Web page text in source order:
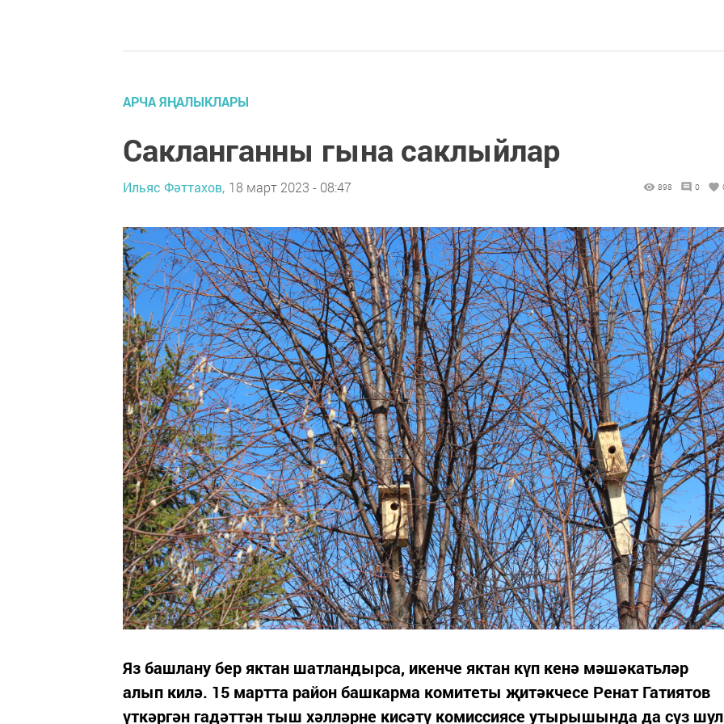
АРЧА ЯҢАЛЫКЛАРЫ
Сакланганны гына саклыйлар
Ильяс Фәттахов, 18 март 2023 - 08:47 898 0
Яз башлану бер яктан шатландырса, икенче яктан күп кенә мәшәкатьләр
алып килә. 15 мартта район башкарма комитеты җитәкчесе Ренат Гатиятов
үткәргән гадәттән тыш хәлләрне кисәтү комиссиясе утырышында да сүз шул